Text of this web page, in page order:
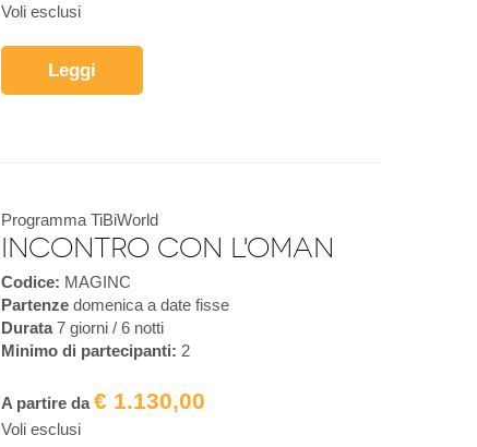
Voli esclusi
Leggi
Programma TiBiWorld
Incontro con l'Oman
Codice: MAGINC
Partenze domenica a date fisse
Durata 7 giorni / 6 notti
Minimo di partecipanti: 2
A partire da € 1.130,00
Voli esclusi